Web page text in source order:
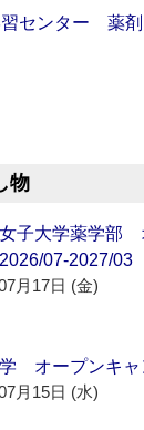
センター 薬
物
子大学薬学部
07-2027/03
月17日 (金)
オープンキ
月15日 (水)